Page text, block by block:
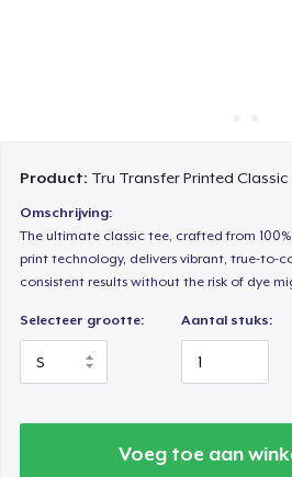
Product: Tru Transfer Printed Classic
Omschrijving:
The ultimate classic tee, crafted from
print technology, delivers vibrant, true-to-
consistent results without the risk of dye
Selecteer grootte: Aantal stuks:
Voeg toe aan